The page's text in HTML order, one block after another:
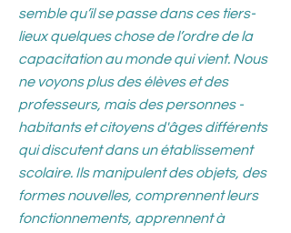
semble qu’il se passe dans ces tiers-
lieux quelques chose de l’ordre de la
capacitation au monde qui vient. Nous
ne voyons plus des élèves et des
professeurs, mais des personnes -
habitants et citoyens d'âges différents
qui discutent dans un établissement
scolaire. Ils manipulent des objets, des
formes nouvelles, comprennent leurs
fonctionnements, apprennent à